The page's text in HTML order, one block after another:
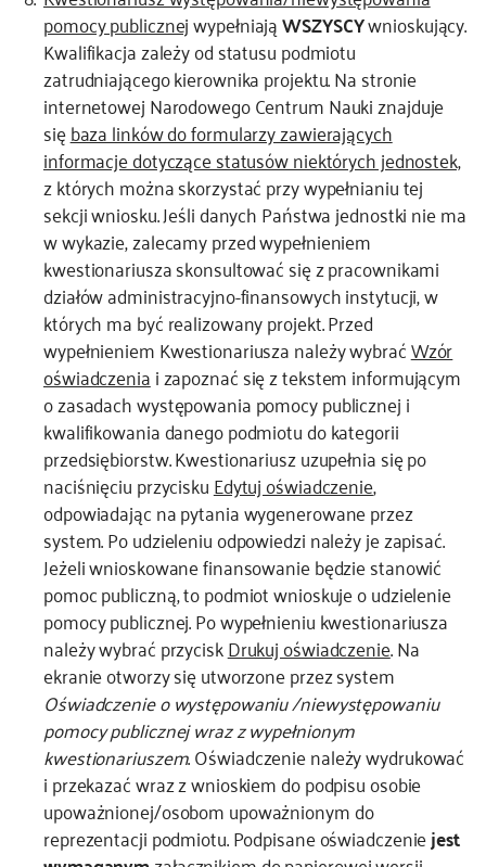
pomocy publicznejwypełniająWSZYSCYwnioskujący.
Kwalifikacja zależy od statusu podmiotu
zatrudniającego kierownika projektu. Na stronie
internetowej Narodowego Centrum Nauki znajduje
siębaza linków do formularzy zawierających
informacje dotyczące statusów niektórych jednostek,
z których można skorzystać przy wypełnianiu tej
sekcji wniosku. Jeśli danych Państwa jednostki nie ma
w wykazie, zalecamy przed wypełnieniem
kwestionariusza skonsultować się z pracownikami
działów administracyjno-finansowych instytucji, w
których ma być realizowany projekt. Przed
wypełnieniem Kwestionariusza należy wybraćWzór
oświadczeniai zapoznać się z tekstem informującym
o zasadach występowania pomocy publicznej i
kwalifikowania danego podmiotu do kategorii
przedsiębiorstw. Kwestionariusz uzupełnia się po
naciśnięciu przyciskuEdytuj oświadczenie,
odpowiadając na pytania wygenerowane przez
system. Po udzieleniu odpowiedzi należy je zapisać.
Jeżeli wnioskowane finansowanie będzie stanowić
pomoc publiczną, to podmiot wnioskuje o udzielenie
pomocy publicznej. Po wypełnieniu kwestionariusza
należy wybrać przyciskDrukuj oświadczenie. Na
ekranie otworzy się utworzone przez system
Oświadczenie o występowaniu /niewystępowaniu
pomocy publicznej wraz z wypełnionym
kwestionariuszem. Oświadczenie należy wydrukować
i przekazać wraz z wnioskiem do podpisu osobie
upoważnionej/osobom upoważnionym do
reprezentacji podmiotu. Podpisane oświadczeniejest